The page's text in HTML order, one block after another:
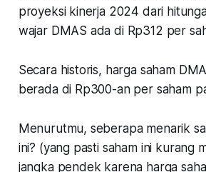
proyeksi kinerja 2024 dari
wajar DMAS ada di Rp312 per
Secara historis, harga saham
berada di Rp300-an per saham
Menurutmu, seberapa menarik
ini? (yang pasti saham ini kurang
jangka pendek karena harga